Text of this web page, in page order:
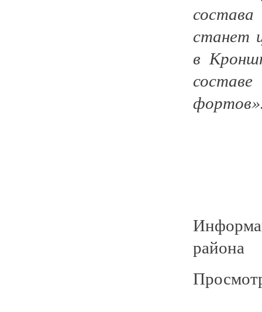
станет
в
района